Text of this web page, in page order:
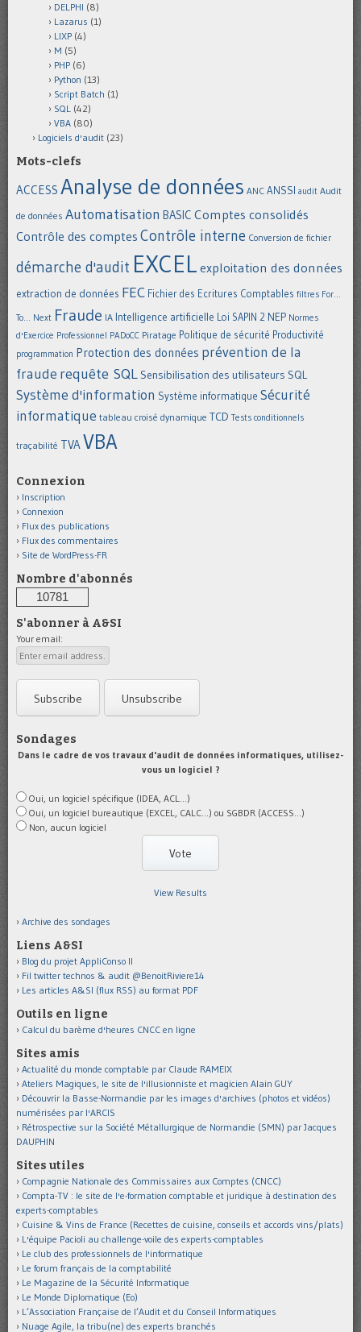
DELPHI (8)
Lazarus (1)
LIXP (4)
M (5)
PHP (6)
Python (13)
Script Batch (1)
SQL (42)
VBA (80)
Logiciels d'audit (23)
Mots-clefs
ACCESS Analyse de données ANC ANSSI audit Audit
de données Automatisation BASIC Comptes consolidés
Contrôle des comptes Contrôle interne Conversion de fichier
démarche d'audit EXCEL exploitation des données
extraction de données FEC Fichier des Ecritures Comptables filtres For...
To... Next Fraude IA Intelligence artificielle Loi SAPIN 2 NEP Normes
d'Exercice Professionnel PADoCC Piratage Politique de sécurité Productivité
programmation Protection des données prévention de la
fraude requête SQL Sensibilisation des utilisateurs SQL
Système d'information Système informatique Sécurité
informatique tableau croisé dynamique TCD Tests conditionnels
traçabilité TVAVBA
Connexion
Inscription
Connexion
Flux des publications
Flux des commentaires
Site de WordPress-FR
Nombre d'abonnés
10781
S'abonner à A&SI
Your email:
Sondages
Dans le cadre de vos travaux d'audit de données informatiques, utilisez-
vous un logiciel ?
Oui, un logiciel spécifique (IDEA, ACL...)
Oui, un logiciel bureautique (EXCEL, CALC...) ou SGBDR (ACCESS...)
Non, aucun logiciel
View Results
Archive des sondages
Liens A&SI
Blog du projet AppliConso II
Fil twitter technos & audit @BenoitRiviere14
Les articles A&SI (flux RSS) au format PDF
Outils en ligne
Calcul du barème d'heures CNCC en ligne
Sites amis
Actualité du monde comptable par Claude RAMEIX
Ateliers Magiques, le site de l'illusionniste et magicien Alain GUY
Découvrir la Basse-Normandie par les images d'archives (photos et vidéos)
numérisées par l'ARCIS
Rétrospective sur la Société Métallurgique de Normandie (SMN) par Jacques
DAUPHIN
Sites utiles
Compagnie Nationale des Commissaires aux Comptes (CNCC)
Compta-TV : le site de l'e-formation comptable et juridique à destination des
experts-comptables
Cuisine & Vins de France (Recettes de cuisine, conseils et accords vins/plats)
L'équipe Pacioli au challenge-voile des experts-comptables
Le club des professionnels de l'informatique
Le forum français de la comptabilité
Le Magazine de la Sécurité Informatique
Le Monde Diplomatique (Eo)
L’Association Française de l’Audit et du Conseil Informatiques
Nuage Agile, la tribu(ne) des experts branchés